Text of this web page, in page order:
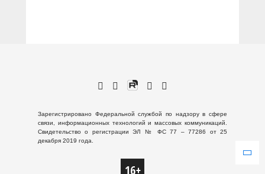
Зарегистрировано Федеральной службой по надзору в сфере
связи, информационных технологий и массовых коммуникаций.
Свидетельство о регистрации ЭЛ № ФС 77 – 77286 от 25
декабря 2019 года.